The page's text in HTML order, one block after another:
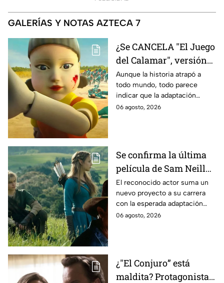
GALERÍAS Y NOTAS AZTECA 7
¿Se CANCELA "El Juego
del Calamar", versión
Estados Unidos? Esto
es lo que se sabe al
momento
Aunque la historia atrapó a
todo mundo, todo parece
indicar que la adaptación
podría ser cancelada:
06 agosto, 2026
Se confirma la última
película de Sam Neill
antes de morir: esto es
lo que se sabe hasta
ahora
El reconocido actor suma un
nuevo proyecto a su carrera
con la esperada adaptación
cinematográfica del popular
06 agosto, 2026
¿"El Conjuro” está
maldita? Protagonista